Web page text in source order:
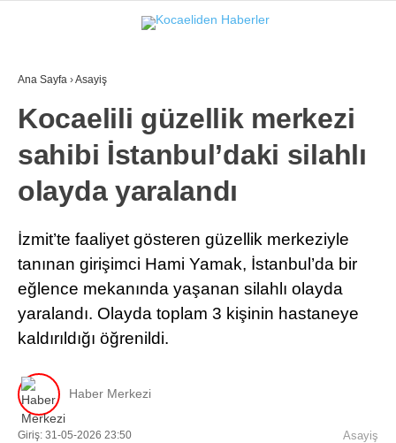
GÜNDEM
EKONOMI
SPOR
MAGAZIN
Ana Sayfa ›Asayiş
Kocaelili güzellik merkezi
sahibi İstanbul’daki silahlı
olayda yaralandı
İzmit’te faaliyet gösteren güzellik merkeziyle
tanınan girişimci Hami Yamak, İstanbul’da bir
eğlence mekanında yaşanan silahlı olayda
yaralandı. Olayda toplam 3 kişinin hastaneye
kaldırıldığı öğrenildi.
Haber Merkezi
Giriş: 31-05-2026 23:50
Asayiş